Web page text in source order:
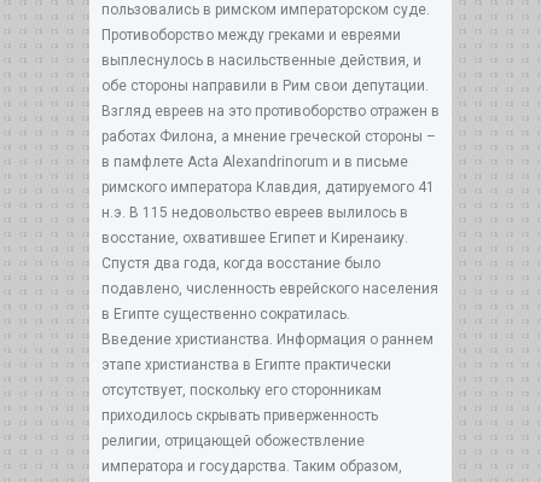
пользовались в римском императорском суде.
Противоборство между греками и евреями
выплеснулось в насильственные действия, и
обе стороны направили в Рим свои депутации.
Взгляд евреев на это противоборство отражен в
работах Филона, а мнение греческой стороны –
в памфлете Acta Alexandrinorum и в письме
римского императора Клавдия, датируемого 41
н.э. В 115 недовольство евреев вылилось в
восстание, охватившее Египет и Киренаику.
Спустя два года, когда восстание было
подавлено, численность еврейского населения
в Египте существенно сократилась.
Введение христианства. Информация о раннем
этапе христианства в Египте практически
отсутствует, поскольку его сторонникам
приходилось скрывать приверженность
религии, отрицающей обожествление
императора и государства. Таким образом,